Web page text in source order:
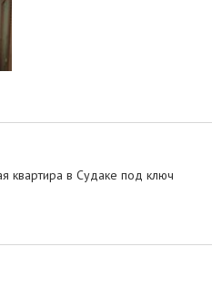
квартира в Судаке под ключ